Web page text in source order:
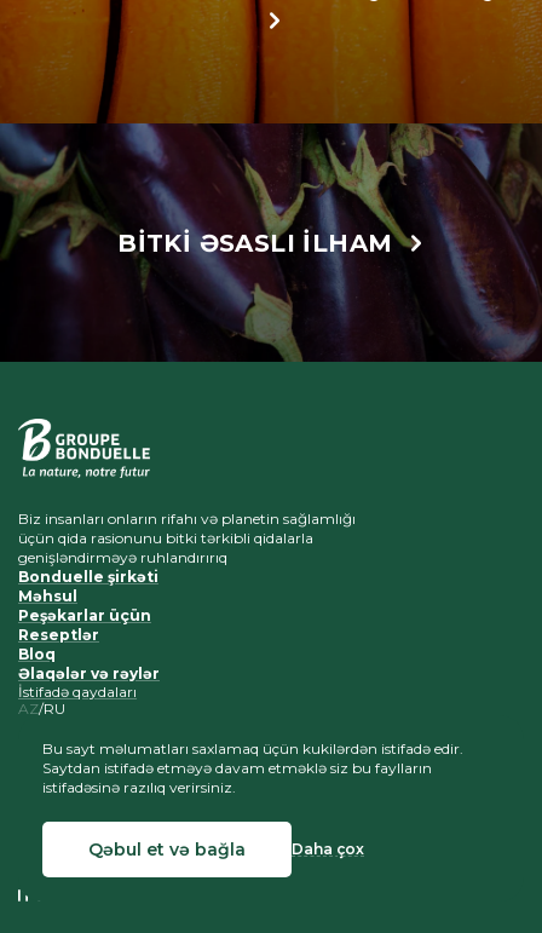
BITKI ƏSASLI ILHAM
Biz insanları onların rifahı və planetin sağlamlığı
üçün qida rasionunu bitki tərkibli qidalarla
genişləndirməyə ruhlandırırıq
Bonduelle şirkəti
Məhsul
Peşəkarlar üçün
Reseptlər
Bloq
Əlaqələr və rəylər
İstifadə qaydaları
AZ RU
Materialların surətinin çıxarılması və yerləşdirilməsi saytımıza
© 2026 Bonduelle Azərbaycan
Saytın yaradılması
Bu sayt məlumatları saxlamaq üçün kukilərdən istifadə edir.
Saytdan istifadə etməyə davam etməklə siz bu faylların
istifadəsinə razılıq verirsiniz.
Qəbul et və bağla Daha çox